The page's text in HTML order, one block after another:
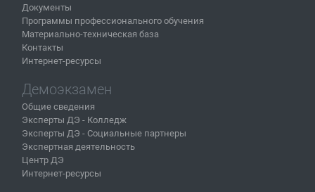
Документы
Программы профессионального обучения
Материально-техническая база
Контакты
Интернет-ресурсы
Демоэкзамен
Общие сведения
Эксперты ДЭ - Колледж
Эксперты ДЭ - Социальные партнеры
Экспертная деятельность
Центр ДЭ
Интернет-ресурсы